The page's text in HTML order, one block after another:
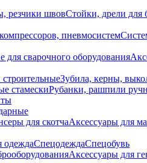
резчики швовСтойки, дрели для
пневмосистем
сварочного оборудования
Зубила, керны,
стамескиРубанки, рашпили
для скотчаАксессуары для
одеждаСпецодеждаСпецобувь
Аксессуары для